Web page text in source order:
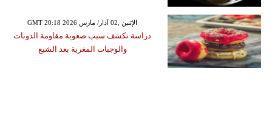
GMT 20:18 2026 الإثنين ,02 آذار/ مارس
دراسة تكشف سبب صعوبة مقاومة الدونات
والوجبات المغرية بعد الشبع